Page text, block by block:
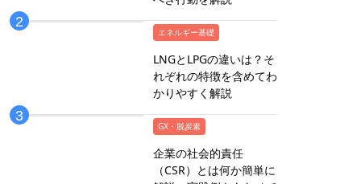
エネルギー基礎
LNGとLPGの違いは？そ
れぞれの特徴を含めてわ
かりやすく解説
GX・脱炭素
企業の社会的責任
（CSR）とは何か簡単に